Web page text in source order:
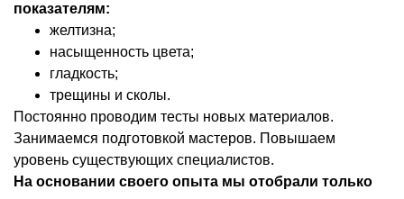
показателям:
желтизна;
насыщенность цвета;
гладкость;
трещины и сколы.
Постоянно проводим тесты новых материалов.
Занимаемся подготовкой мастеров. Повышаем
уровень существующих специалистов.
На основании своего опыта мы отобрали только